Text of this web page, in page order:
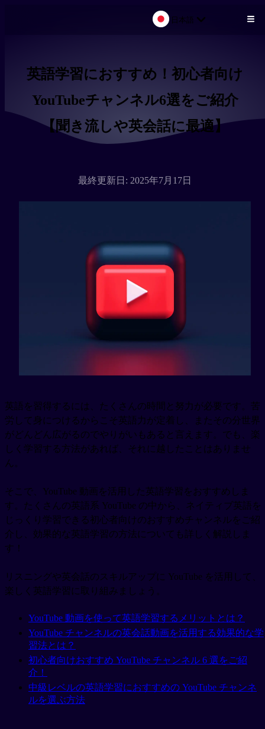
日本語
英語学習におすすめ！初心者向け
YouTubeチャンネル6選をご紹介
【聞き流しや英会話に最適】
最終更新日: 2025年7月17日
英語を習得するには、たくさんの時間と努力が必要です。苦
労して身につけるからこそ英語力が定着し、またその分世界
がどんどん広がるのでやりがいもあると言えます。でも、楽
しく学習する方法があれば、それに越したことはありませ
ん。
そこで、YouTube 動画を活用した英語学習をおすすめしま
す。たくさんの英語系 YouTube の中から、ネイティブ英語を
じっくり学習できる初心者向けのおすすめチャンネルをご紹
介し、効果的な英語学習の方法についても詳しく解説しま
す！
リスニングや英会話のスキルアップに YouTube を活用して、
楽しく英語学習に取り組みましょう。
YouTube 動画を使って英語学習するメリットとは？
YouTube チャンネルの英会話動画を活用する効果的な学
習法とは？
初心者向けおすすめ YouTube チャンネル 6 選をご紹
介！
中級レベルの英語学習におすすめの YouTube チャンネ
ルを選ぶ方法